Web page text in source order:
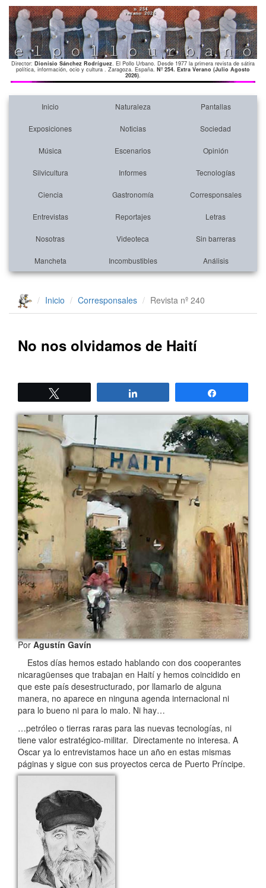
Director: Dionisio Sánchez Rodríguez. El Pollo Urbano. Desde 1977 la primera revista de sátira
política, información, ocio y cultura . Zaragoza. España. Nº 254. Extra Verano (Julio Agosto
2026).
Inicio Naturaleza Pantallas
Exposiciones Noticias Sociedad
Música Escenarios Opinión
Silvicultura Informes Tecnologías
Ciencia Gastronomía Corresponsales
Entrevistas Reportajes Letras
Nosotras Videoteca Sin barreras
Mancheta Incombustibles Análisis
Inicio Corresponsales Revista nº 240
No nos olvidamos de Haití
PorAgustín Gavín
Estos días hemos estado hablando con dos cooperantes
nicaragüenses que trabajan en Haití y hemos coincidido en
que este país desestructurado, por llamarlo de alguna
manera, no aparece en ninguna agenda internacional ni
para lo bueno ni para lo malo. Ni hay…
…petróleo o tierras raras para las nuevas tecnologías, ni
tiene valor estratégico-militar. Directamente no interesa. A
Oscar ya lo entrevistamos hace un año en estas mismas
páginas y sigue con sus proyectos cerca de Puerto Príncipe.